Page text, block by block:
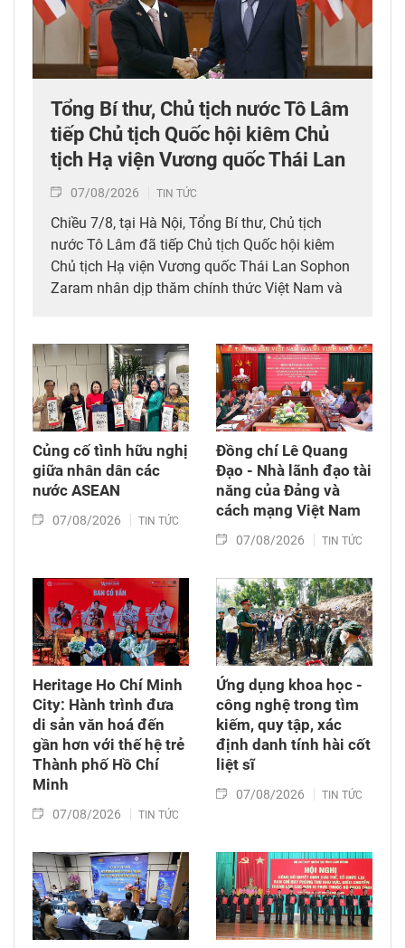
Tổng Bí thư, Chủ tịch nước Tô Lâm
tiếp Chủ tịch Quốc hội kiêm Chủ
tịch Hạ viện Vương quốc Thái Lan
07/08/2026 TIN TỨC
Chiều 7/8, tại Hà Nội, Tổng Bí thư, Chủ tịch
nước Tô Lâm đã tiếp Chủ tịch Quốc hội kiêm
Chủ tịch Hạ viện Vương quốc Thái Lan Sophon
Zaram nhân dịp thăm chính thức Việt Nam và
(6/8/1976 – 6/8/2026).
Củng cố tình hữu nghị
giữa nhân dân các
nước ASEAN
07/08/2026 TIN TỨC
Đồng chí Lê Quang
Đạo - Nhà lãnh đạo tài
năng của Đảng và
cách mạng Việt Nam​
07/08/2026 TIN TỨC
Heritage Ho Chí Minh
City: Hành trình đưa
di sản văn hoá đến
gần hơn với thế hệ trẻ
Thành phố Hồ Chí
Minh
07/08/2026 TIN TỨC
Ứng dụng khoa học -
công nghệ trong tìm
kiếm, quy tập, xác
định danh tính hài cốt
liệt sĩ
07/08/2026 TIN TỨC